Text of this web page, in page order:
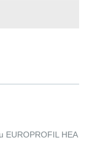
EUROPROFIL HEA